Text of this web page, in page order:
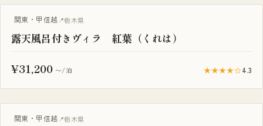
ヴィラ・コテージ
関東・甲信越 栃木県
露天風呂付きヴィラ 紅葉（くれは）
¥31,200 〜/泊 ★★★★☆4.3
露天風呂付き客室
関東・甲信越 栃木県